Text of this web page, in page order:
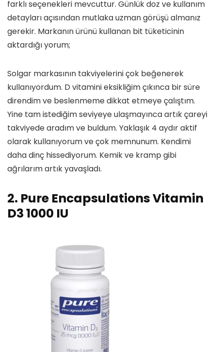
farklı seçenekleri mevcuttur. Günlük doz ve kullanım
detayları açısından mutlaka uzman görüşü almanız
gerekir. Markanın ürünü kullanan bit tüketicinin
aktardığı yorum;
Solgar markasının takviyelerini çok beğenerek
kullanıyordum. D vitamini eksikliğim çıkınca bir süre
direndim ve beslenmeme dikkat etmeye çalıştım.
Yine tam istediğim seviyeye ulaşmayınca artık çareyi
takviyede aradım ve buldum. Yaklaşık 4 aydır aktif
olarak kullanıyorum ve çok memnunum. Kendimi
daha dinç hissediyorum. Kemik ve kramp gibi
ağrılarım artık yavaşladı.
2. Pure Encapsulations Vitamin
D3 1000 IU